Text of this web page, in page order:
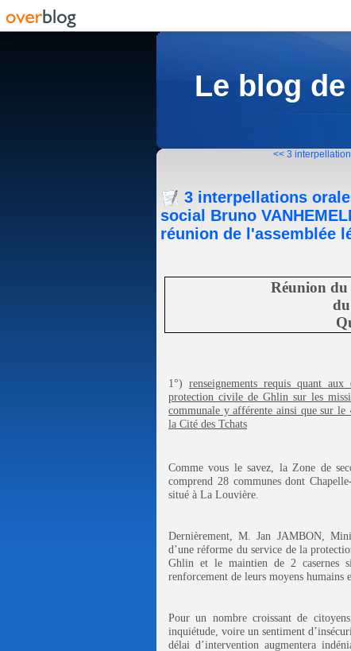
Le blog
<< 3
3 interpellations
social Bruno
réunion de l'assemblée
Réunion du
1°) renseignements requis quant
protection civile de Ghlin sur les
communale y afférente ainsi que sur le
la Cité des Tchats
Comme vous le savez, la Zone de
comprend 28 communes dont
situé à La Louvière.
Dernièrement, M. Jan JAMBON,
d’une réforme du service de la
Ghlin et le maintien de 2 casernes
renforcement de leurs moyens humains
Pour un nombre croissant de
inquiétude, voire un sentiment
délai d’intervention augmentera